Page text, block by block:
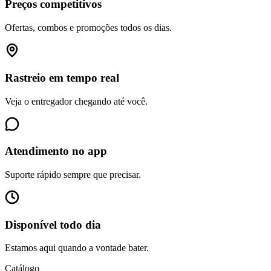
Preços competitivos
Ofertas, combos e promoções todos os dias.
Rastreio em tempo real
Veja o entregador chegando até você.
Atendimento no app
Suporte rápido sempre que precisar.
Disponível todo dia
Estamos aqui quando a vontade bater.
Catálogo